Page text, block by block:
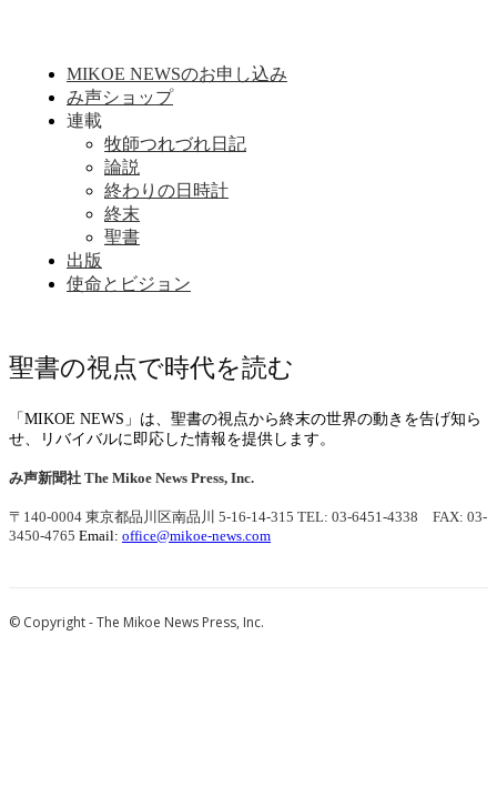
MIKOE NEWSのお申し込み
み声ショップ
連載
牧師つれづれ日記
論説
終わりの日時計
終末
聖書
出版
使命とビジョン
聖書の視点で時代を読む
「MIKOE NEWS」は、聖書の視点から終末の世界の動きを告げ知ら
せ、リバイバルに即応した情報を提供します。
み声新聞社 The Mikoe News Press, Inc.
〒140-0004 東京都品川区南品川 5-16-14-315 TEL: 03-6451-4338 FAX: 03-
3450-4765 Email: office@mikoe-news.com
© Copyright - The Mikoe News Press, Inc.